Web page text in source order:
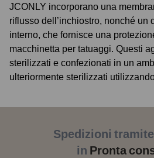
JCONLY incorporano una
riflusso dell’inchiostro, nonché un
interno, che fornisce una
macchinetta per tatuaggi. Questi
sterilizzati e confezionati in un
ulteriormente sterilizzati
Spedizioni
in Pronta